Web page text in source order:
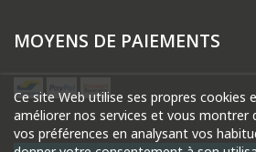
Ce site Web utilise ses propres cookies
améliorer nos services et vous montrer
vos préférences en analysant vos
MOYENS DE PAIEMENTS